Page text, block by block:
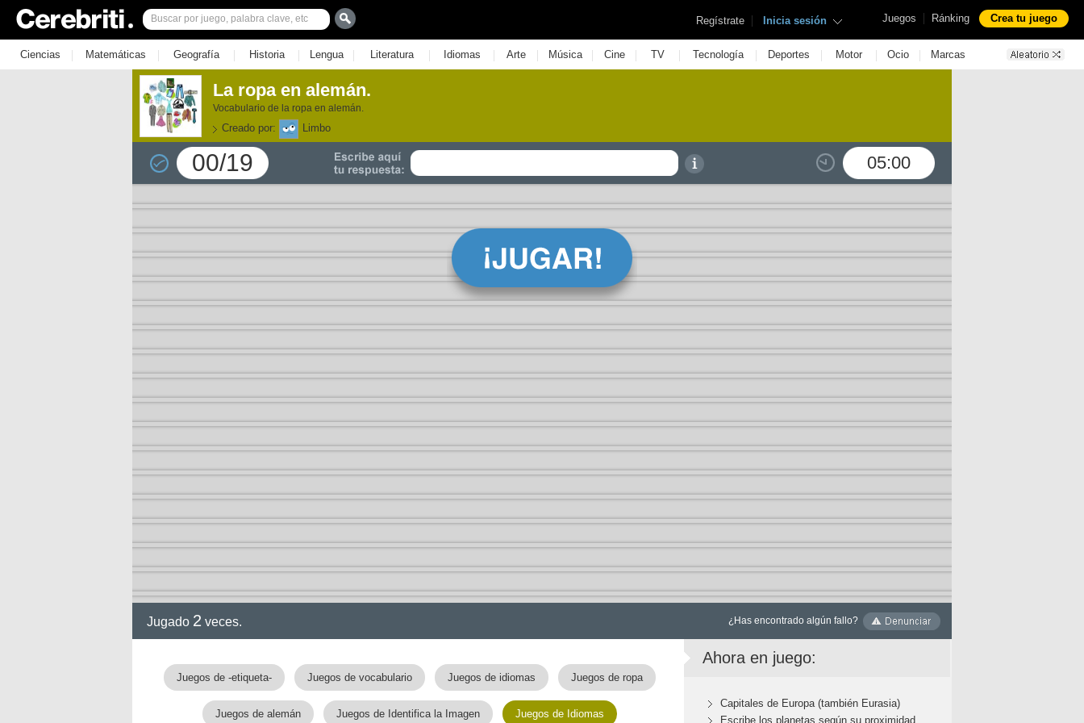
Juegos | Ránking Crea tu juego
Regístrate | Inicia sesión
Ciencias | Matemáticas | Geografía | Historia | Lengua | Literatura | Idiomas | Arte | Música | Cine | TV | Tecnología | Deportes | Motor | Ocio | Marcas
La ropa en alemán.
Vocabulario de la ropa en alemán.
Creado por: Limbo
00/19 05:00
Jugado 2 veces. ¿Has encontrado algún fallo?
Juegos de -etiqueta- Juegos de vocabulario Juegos de idiomas Juegos de ropa
Juegos de alemán Juegos de Identifica la Imagen Juegos de Idiomas
Ahora en juego:
Capitales de Europa (también Eurasia)
Escribe los planetas según su proximidad